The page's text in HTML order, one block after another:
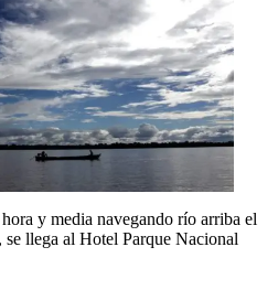
y media navegando río arriba el
se llega al Hotel Parque Nacional